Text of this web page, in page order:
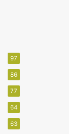
97
86
77
64
63